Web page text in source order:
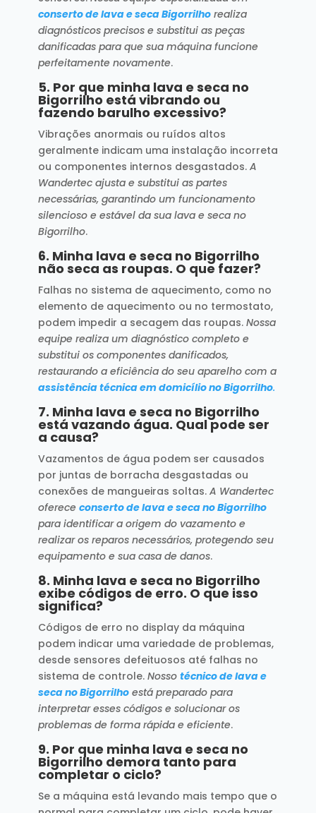
conserto de lava e seca Bigorrilho realiza
diagnósticos precisos e substitui as peças
danificadas para que sua máquina funcione
perfeitamente novamente.
5. Por que minha lava e seca no
Bigorrilho está vibrando ou
fazendo barulho excessivo?
Vibrações anormais ou ruídos altos
geralmente indicam uma instalação incorreta
ou componentes internos desgastados. A
Wandertec ajusta e substitui as partes
necessárias, garantindo um funcionamento
silencioso e estável da sua lava e seca no
Bigorrilho.
6. Minha lava e seca no Bigorrilho
não seca as roupas. O que fazer?
Falhas no sistema de aquecimento, como no
elemento de aquecimento ou no termostato,
podem impedir a secagem das roupas. Nossa
equipe realiza um diagnóstico completo e
substitui os componentes danificados,
restaurando a eficiência do seu aparelho com a
assistência técnica em domicílio no Bigorrilho.
7. Minha lava e seca no Bigorrilho
está vazando água. Qual pode ser
a causa?
Vazamentos de água podem ser causados
por juntas de borracha desgastadas ou
conexões de mangueiras soltas. A Wandertec
oferece conserto de lava e seca no Bigorrilho
para identificar a origem do vazamento e
realizar os reparos necessários, protegendo seu
equipamento e sua casa de danos.
8. Minha lava e seca no Bigorrilho
exibe códigos de erro. O que isso
significa?
Códigos de erro no display da máquina
podem indicar uma variedade de problemas,
desde sensores defeituosos até falhas no
sistema de controle. Nosso técnico de lava e
seca no Bigorrilhoestá preparado para
interpretar esses códigos e solucionar os
problemas de forma rápida e eficiente.
9. Por que minha lava e seca no
Bigorrilho demora tanto para
completar o ciclo?
Se a máquina está levando mais tempo que o